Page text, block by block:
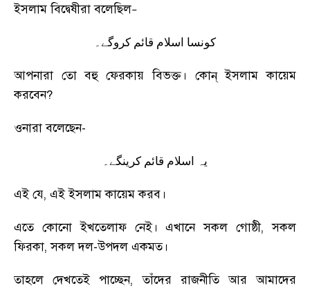
ইসলাম বিদ্বেষীরা বলেছিল–
کونسا اسلام قائم کروگے۔
আপনারা তো বহু ফেরকায় বিভক্ত। কোন্ ইসলাম কায়েম
করবেন?
ওনারা বলেছেন-
یہ اسلام قائم کرینگے۔
এই যে, এই ইসলাম কায়েম করব ।
এতে কোনো ইখতেলাফ নেই। এখানে সকল গোষ্ঠী,সকল
ফিরকা,সকল দল-উপদল একমত।
তাহলে দেখতেই পাচ্ছেন,তাঁদের রাজনীতি আর আমাদের